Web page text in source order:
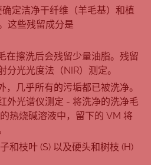
定洁净干纤维（羊毛基）和植
这些残留成分是
在擦洗后会残留少量油脂。残留
分光光度法（NIR）测定。
，几乎所有的污垢都已被洗净。
外光谱仪测定 - 将洗净的洗净毛
热烧碱溶液中，留下的 VM 将
和枝叶 (S) 以及硬头和树枝 (H)